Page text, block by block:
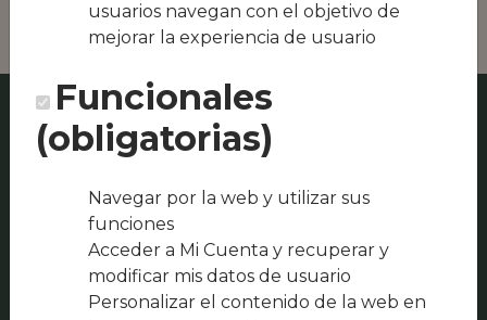
usuarios navegan con el objetivo de
mejorar la experiencia de usuario
Funcionales
(obligatorias)
Navegar por la web y utilizar sus
funciones
Acceder a Mi Cuenta y recuperar y
modificar mis datos de usuario
Personalizar el contenido de la web en